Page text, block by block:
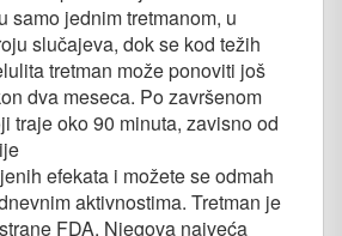
samo jednim tretmanom, u
slučajeva, dok se kod težih
tretman može ponoviti još
dva meseca. Po završenom
traje oko 90 minuta, zavisno od
efekata i možete se odmah
aktivnostima. Tretman je
FDA. Njegova najveća